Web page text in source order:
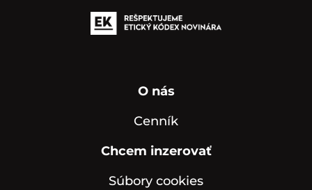
O nás
Cenník
Chcem inzerovať
Súbory cookies